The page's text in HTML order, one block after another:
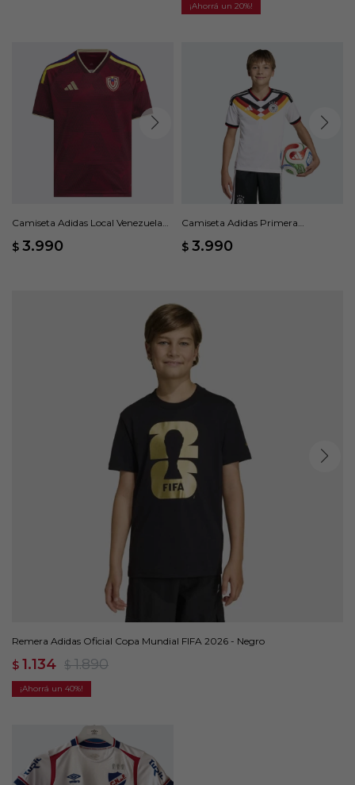
20
Camiseta Adidas Local Venezuela
$ 3.990
Camiseta Adidas Primera
$ 3.990
Remera Adidas Oficial Copa Mundial FIFA 2026 - Negro
$ 1.134 $ 1.890
40